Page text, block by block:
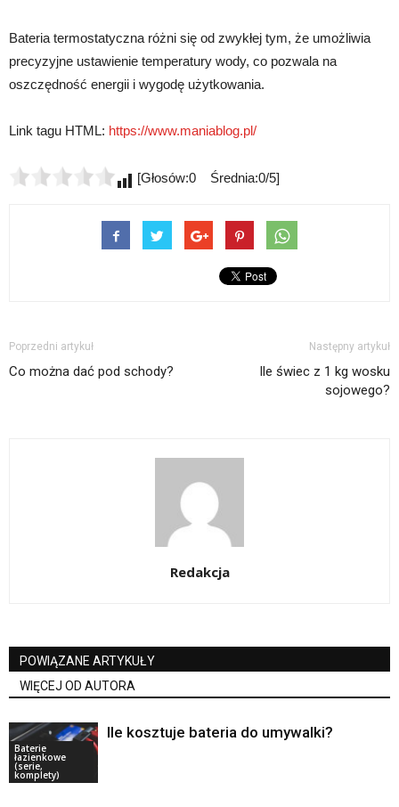
Bateria termostatyczna różni się od zwykłej tym, że umożliwia
precyzyjne ustawienie temperatury wody, co pozwala na
oszczędność energii i wygodę użytkowania.
Link tagu HTML: https://www.maniablog.pl/
[Głosów:0 Średnia:0/5]
Poprzedni artykuł
Co można dać pod schody?
Następny artykuł
Ile świec z 1 kg wosku
sojowego?
Redakcja
POWIĄZANE ARTYKUŁY
WIĘCEJ OD AUTORA
Baterie
łazienkowe
(serie,
komplety)
Ile kosztuje bateria do umywalki?